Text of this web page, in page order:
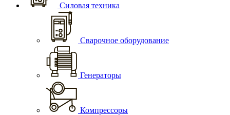
Силовая техника
Сварочное оборудование
Генераторы
Компрессоры